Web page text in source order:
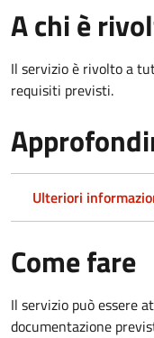
A chi è
Il servizio è rivolto a
requisiti previsti.
Ulteriori
Come fare
Il servizio può essere
documentazione